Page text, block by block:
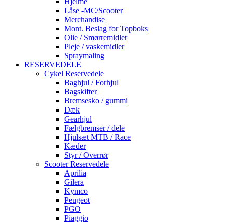
Låse -MC/Scooter
Merchandise
Mont. Beslag for Topboks
Olie / Smørremidler
Pleje / vaskemidler
Spraymaling
RESERVEDELE
Cykel Reservedele
Baghjul / Forhjul
Bagskifter
Bremsesko / gummi
Dæk
Gearhjul
Fælgbremser / dele
Hjulsæt MTB / Race
Kæder
Styr / Overrør
Scooter Reservedele
Aprilia
Gilera
Kymco
Peugeot
PGO
Piaggio